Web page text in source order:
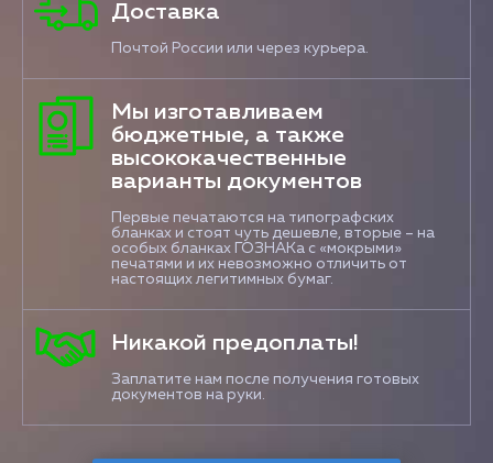
Доставка
Почтой России или через курьера.
Мы изготавливаем
бюджетные, а также
высококачественные
варианты документов
Первые печатаются на типографских
бланках и стоят чуть дешевле, вторые – на
особых бланках ГОЗНАКа с «мокрыми»
печатями и их невозможно отличить от
настоящих легитимных бумаг.
Никакой предоплаты!
Заплатите нам после получения готовых
документов на руки.